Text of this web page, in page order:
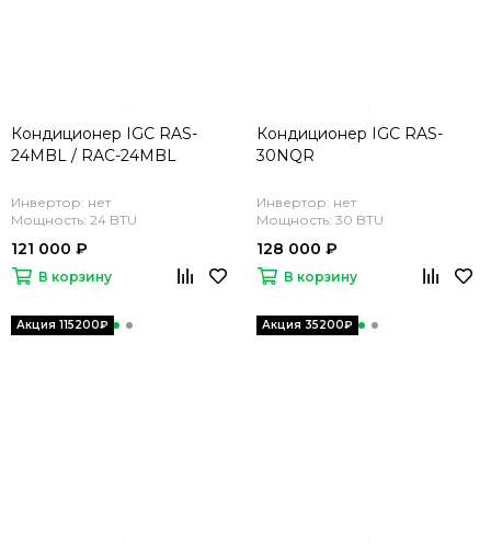
Кондиционер IGC RAS-
24MBL / RAC-24MBL
Инвертор: нет
Мощность: 24 BTU
121 000 ₽
В корзину
Кондиционер IGC RAS-
30NQR
Инвертор: нет
Мощность: 30 BTU
128 000 ₽
В корзину